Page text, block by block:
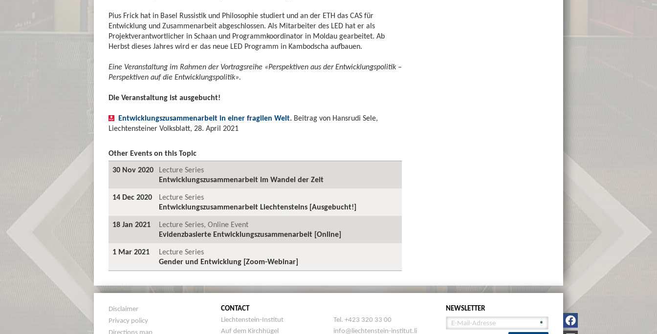
Pius Frick hat in Basel Russistik und Philosophie studiert und an der ETH das CAS für
Entwicklung und Zusammenarbeit abgeschlossen. Als Mitarbeiter des LED hat er als
Projektverantwortlicher in Schaan und Programmkoordinator in Moldau gearbeitet. Ab
Herbst dieses Jahres wird er das neue LED Programm in Kambodscha aufbauen.
Eine Veranstaltung im Rahmen der Vortragsreihe «Perspektiven aus der Entwicklungspolitik –
Perspektiven auf die Entwicklungspolitik».
Die Veranstaltung ist ausgebucht!
Entwicklungszusammenarbeit in einer fragilen Welt. Beitrag von Hansrudi Sele,
Liechtensteiner Volksblatt, 28. April 2021
Other Events on this Topic
30 Nov 2020
Lecture Series
Entwicklungszusammenarbeit im Wandel der Zeit
14 Dec 2020
Lecture Series
Entwicklungszusammenarbeit Liechtensteins [Ausgebucht!]
18 Jan 2021
Lecture Series, Online Event
Evidenzbasierte Entwicklungszusammenarbeit [Online]
1 Mar 2021
Lecture Series
Gender und Entwicklung [Zoom-Webinar]
Disclaimer
Privacy policy
Directions map
CONTACT
Liechtenstein-Institut
Auf dem Kirchhügel
Tel. +423 320 33 00
info@liechtenstein-institut.li
NEWSLETTER